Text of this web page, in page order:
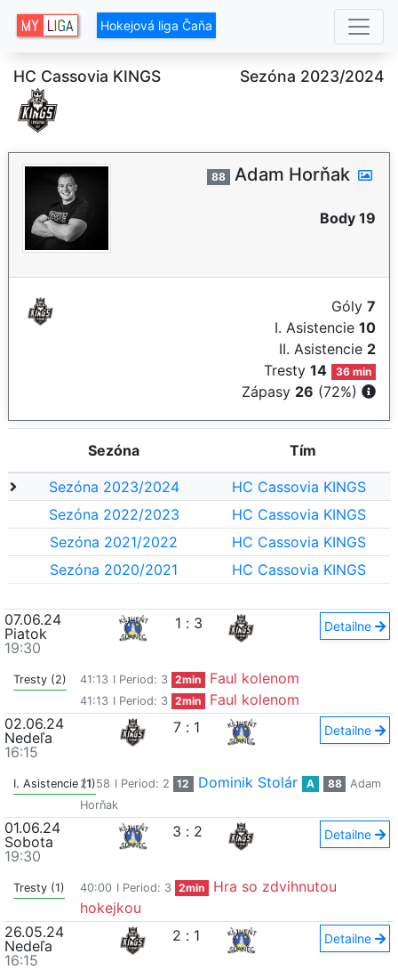
Hokejová liga Čaňa
HC Cassovia KINGS Sezóna 2023/2024
88 Adam Horňak
Body 19
Góly 7
I. Asistencie 10
II. Asistencie 2
Tresty14 36 min
Zápasy 26 (72%)
Sezóna Tím
Sezóna 2023/2024
HC Cassovia KINGS
Sezóna 2022/2023
HC Cassovia KINGS
Sezóna 2021/2022
HC Cassovia KINGS
Sezóna 2020/2021
HC Cassovia KINGS
07.06.24
Piatok
19:30
1 : 3 Detailne
Tresty (2) 41:13 I Period: 3 2min Faul kolenom
41:13 I Period: 3 2min
Faul kolenom
02.06.24
Nedeľa
16:15
7 : 1 Detailne
I. Asistencie (1)21:58 I Period: 2 12 Dominik Stolár A 88
Adam
Horňak
01.06.24
Sobota
19:30
3 : 2 Detailne
Tresty (1) 40:00 I Period: 3 2min
Hra so zdvihnutou
hokejkou
26.05.24
Nedeľa
16:15
2 : 1 Detailne